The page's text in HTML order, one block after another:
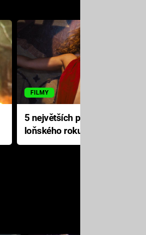
FILMY
5 největších propadáků
loňského roku: Disney na
jediné katastrofě prodělal 200